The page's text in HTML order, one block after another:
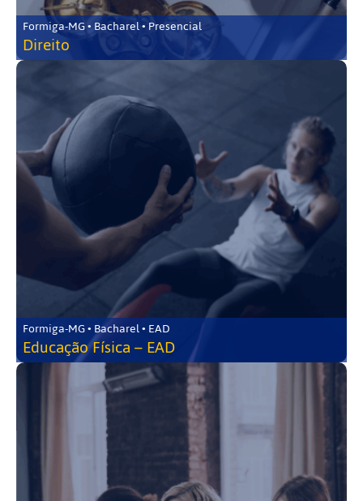
Formiga-MG • Bacharel • Presencial
Direito
Formiga-MG • Bacharel • EAD
Educação Física – EAD